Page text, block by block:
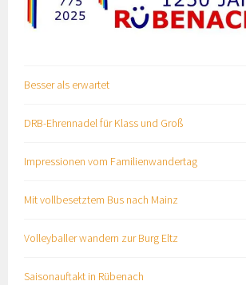
Besser als erwartet
DRB-Ehrennadel für Klass und Groß
Impressionen vom Familienwandertag
Mit vollbesetztem Bus nach Mainz
Volleyballer wandern zur Burg Eltz
Saisonauftakt in Rübenach